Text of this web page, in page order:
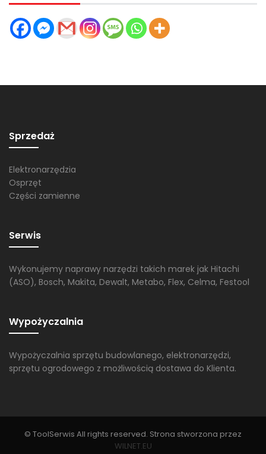
Sprzedaż
Elektronarzędzia
Osprzęt
Części zamienne
Serwis
Wykonujemy naprawy narzędzi takich marek jak Hitachi
(ASO), Bosch, Makita, Dewalt, Metabo, Flex, Celma, Festool
Wypożyczalnia
Wypożyczalnia sprzętu budowlanego, elektronarzędzi,
sprzętu ogrodowego z możliwością dostawa do Klienta.
© ToolSerwis All rights reserved. Strona stworzona przez
WILNET.EU